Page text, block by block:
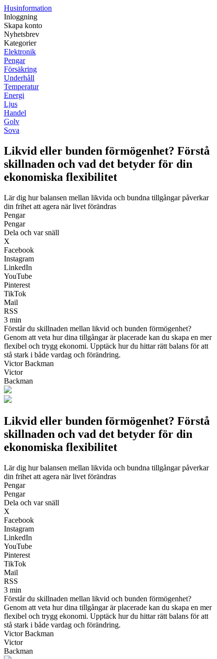
Husinformation
Inloggning
Skapa konto
Nyhetsbrev
Kategorier
Elektronik
Pengar
Försäkring
Underhåll
Temperatur
Energi
Ljus
Handel
Golv
Sova
Likvid eller bunden förmögenhet? Förstå
skillnaden och vad det betyder för din
ekonomiska flexibilitet
Lär dig hur balansen mellan likvida och bundna tillgångar påverkar
din frihet att agera när livet förändras
Pengar
Pengar
Dela och var snäll
X
Facebook
Instagram
LinkedIn
YouTube
Pinterest
TikTok
Mail
RSS
3 min
Förstår du skillnaden mellan likvid och bunden förmögenhet?
Genom att veta hur dina tillgångar är placerade kan du skapa en mer
flexibel och trygg ekonomi. Upptäck hur du hittar rätt balans för att
stå stark i både vardag och förändring.
Victor Backman
Victor
Backman
Likvid eller bunden förmögenhet? Förstå
skillnaden och vad det betyder för din
ekonomiska flexibilitet
Lär dig hur balansen mellan likvida och bundna tillgångar påverkar
din frihet att agera när livet förändras
Pengar
Pengar
Dela och var snäll
X
Facebook
Instagram
LinkedIn
YouTube
Pinterest
TikTok
Mail
RSS
3 min
Förstår du skillnaden mellan likvid och bunden förmögenhet?
Genom att veta hur dina tillgångar är placerade kan du skapa en mer
flexibel och trygg ekonomi. Upptäck hur du hittar rätt balans för att
stå stark i både vardag och förändring.
Victor Backman
Victor
Backman